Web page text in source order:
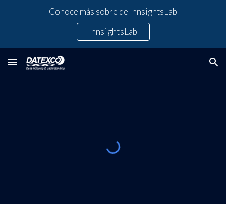
Conoce más sobre de InnsightsLab
InnsightsLab